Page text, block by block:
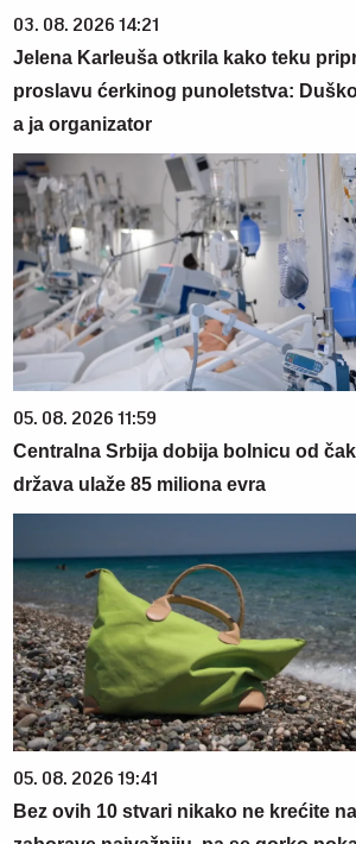
03. 08. 2026 14:21
Jelena Karleuša otkrila kako teku
proslavu ćerkinog punoletstva:
a ja organizator
05. 08. 2026 11:59
Centralna Srbija dobija bolnicu od
država ulaže 85 miliona evra
05. 08. 2026 19:41
Bez ovih 10 stvari nikako ne krećite